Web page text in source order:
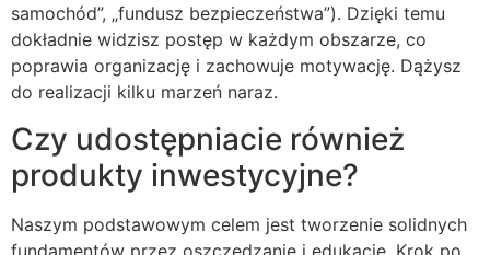
samochód”, „fundusz bezpieczeństwa”). Dzięki temu
dokładnie widzisz postęp w każdym obszarze, co
poprawia organizację i zachowuje motywację. Dążysz
do realizacji kilku marzeń naraz.
Czy udostępniacie również
produkty inwestycyjne?
Naszym podstawowym celem jest tworzenie solidnych
fundamentów przez oszczędzanie i edukację. Krok po